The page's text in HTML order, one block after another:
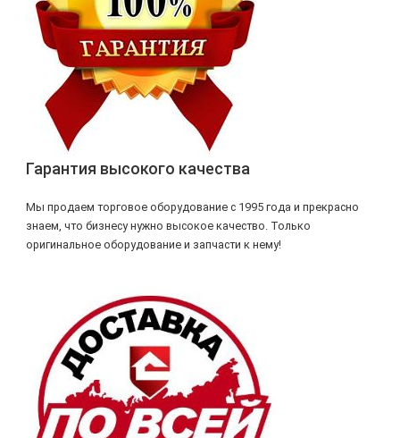
Гарантия высокого качества
Мы продаем торговое оборудование с 1995 года и прекрасно
знаем, что бизнесу нужно высокое качество. Только
оригинальное оборудование и запчасти к нему!